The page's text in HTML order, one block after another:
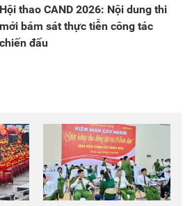
Hội thao CAND 2026: Nội dung thi
mới bám sát thực tiễn công tác
chiến đấu